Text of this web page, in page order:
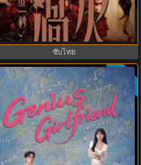
Overdo (2026) รักเกินแค้น พากย์
ไทย ซับไทย EP1-33 (จบ)
ซับไทย
9.0 ซับไทย